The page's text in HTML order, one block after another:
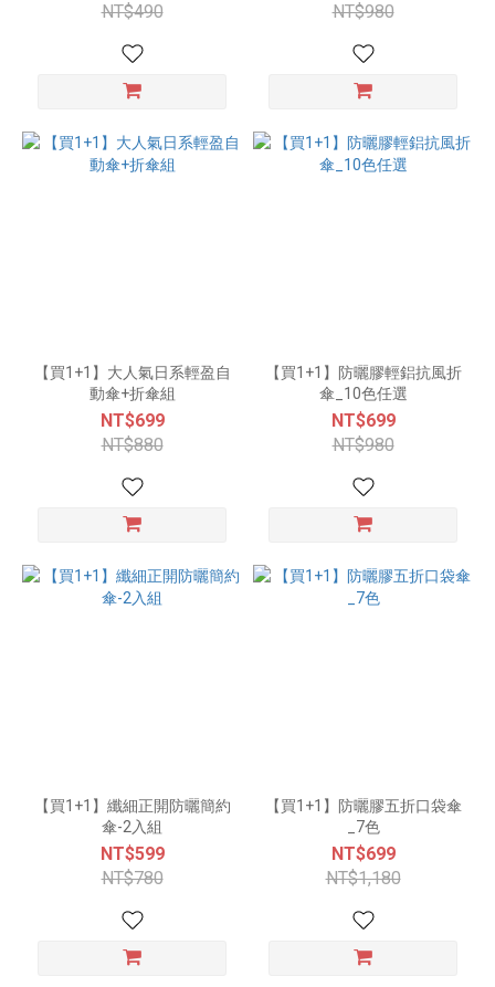
NT$490
NT$980
【買1+1】大人氣日系輕盈自
動傘+折傘組
NT$699
NT$880
【買1+1】防曬膠輕鋁抗風折
傘_10色任選
NT$699
NT$980
【買1+1】纖細正開防曬簡約
傘-2入組
NT$599
NT$780
【買1+1】防曬膠五折口袋傘
_7色
NT$699
NT$1,180